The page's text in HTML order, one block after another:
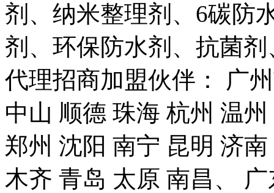
剂、纳米整理剂、6碳防
剂、环保防水剂、抗菌
代理招商加盟伙伴： 广
中山 顺德 珠海 杭州 温
郑州 沈阳 南宁 昆明 济
木齐 青岛 太原 南昌、